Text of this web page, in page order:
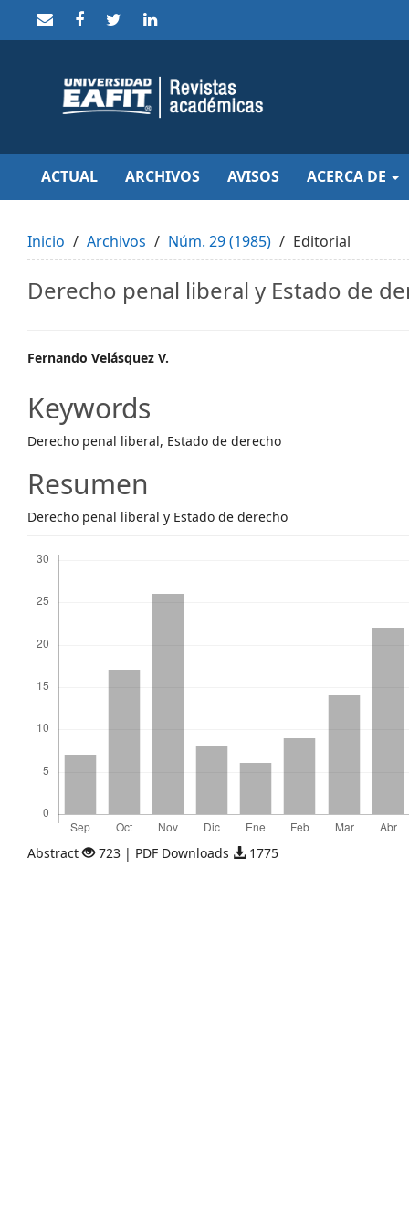
to
Main
Navigation
Content
Sidebar
ACTUAL ARCHIVOS AVISOS ACERCA DE
Inicio Archivos Núm. 29 (1985) Editorial
Derecho penal liberal y Estado de
Main
Article
Content
Fernando Velásquez V.
Keywords
Derecho penal liberal, Estado de derecho
Resumen
Derecho penal liberal y Estado de derecho
Abstract 723 | PDF Downloads 1775